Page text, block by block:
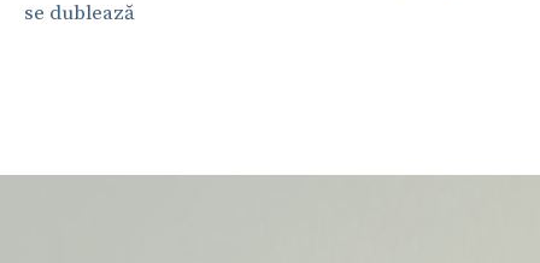
se dublează